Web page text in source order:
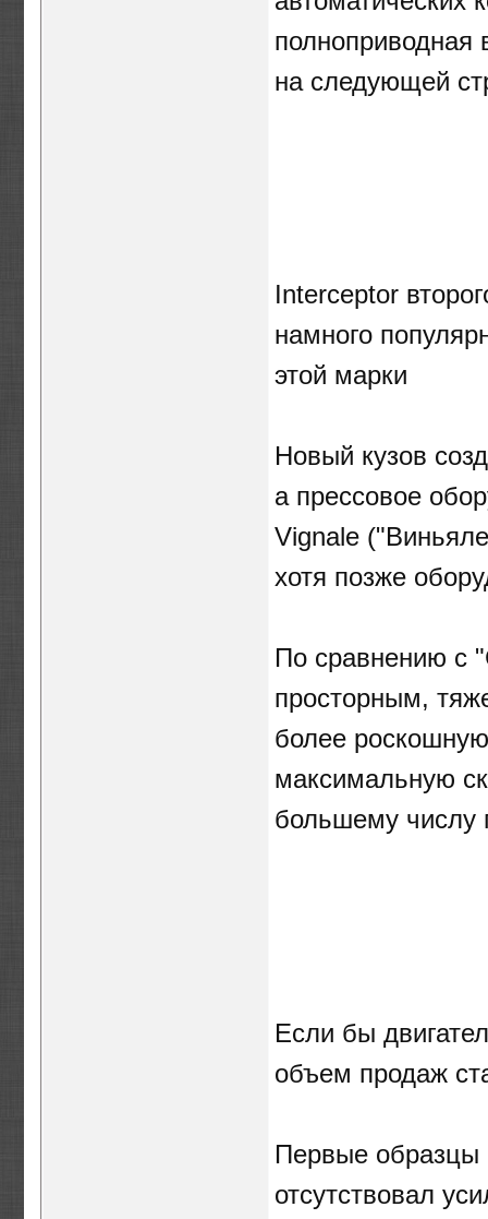
полноприводная
на следующей
Interceptor
намного
этой марки
Новый кузов
а прессовое
Vignale
хотя позже
По сравнению с
просторным,
более
максимальную
большему числу
Если бы
объем продаж
Первые образцы
отсутствовал